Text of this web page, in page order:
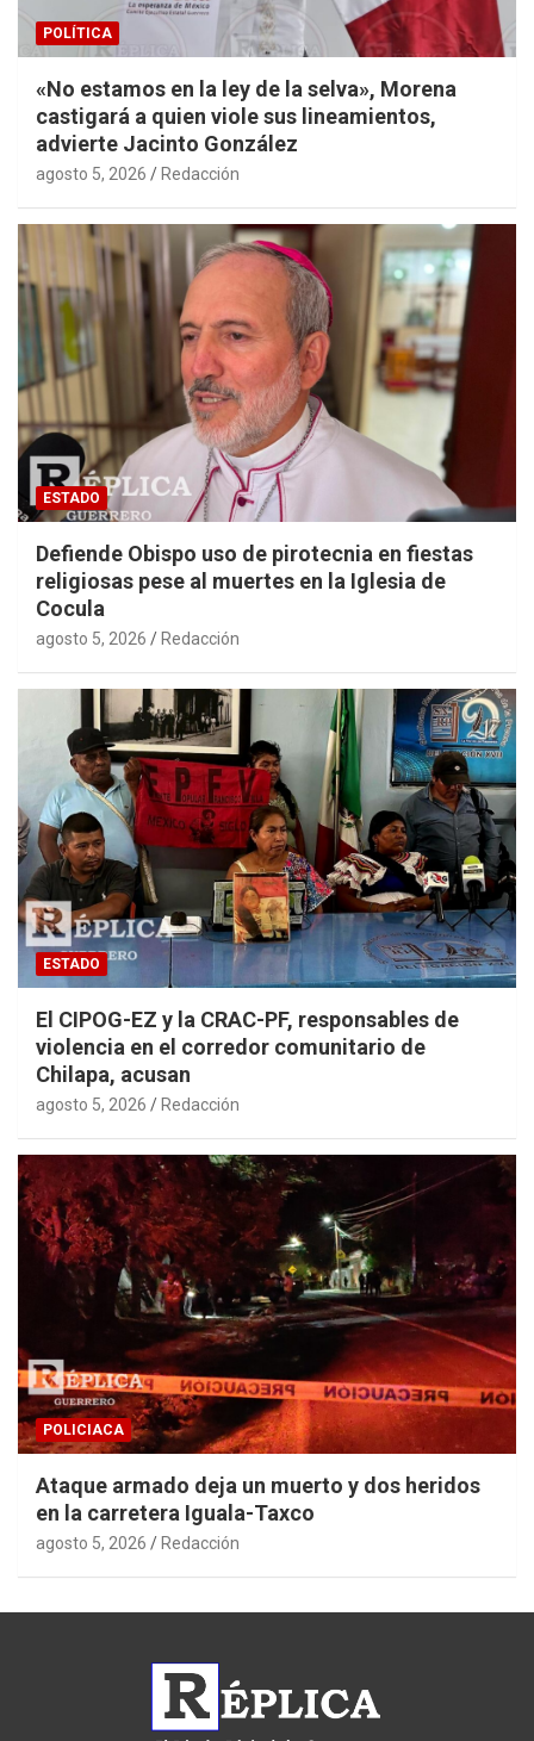
POLÍTICA
«No estamos en la ley de la selva», Morena
castigará a quien viole sus lineamientos,
advierte Jacinto González
agosto 5, 2026 Redacción
ESTADO
Defiende Obispo uso de pirotecnia en fiestas
religiosas pese al muertes en la Iglesia de
Cocula
agosto 5, 2026 Redacción
ESTADO
El CIPOG-EZ y la CRAC-PF, responsables de
violencia en el corredor comunitario de
Chilapa, acusan
agosto 5, 2026 Redacción
POLICIACA
Ataque armado deja un muerto y dos heridos
en la carretera Iguala-Taxco
agosto 5, 2026 Redacción